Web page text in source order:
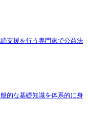
支援を行う専門家で公益法
的な基礎知識を体系的に身